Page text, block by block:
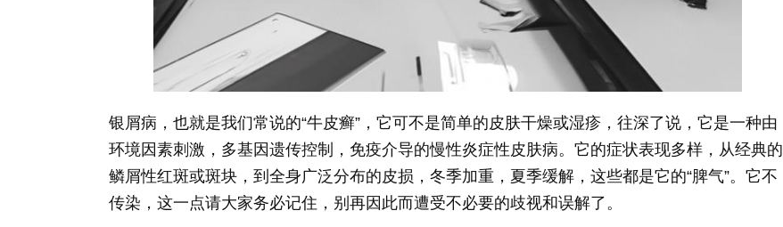
银屑病，也就是我们常说的“牛皮癣”，它可不是简单的皮肤干燥或湿疹，往深了说，它是一种由
环境因素刺激，多基因遗传控制，免疫介导的慢性炎症性皮肤病。它的症状表现多样，从经典的
鳞屑性红斑或斑块，到全身广泛分布的皮损，冬季加重，夏季缓解，这些都是它的“脾气”。它不
传染，这一点请大家务必记住，别再因此而遭受不必要的歧视和误解了。